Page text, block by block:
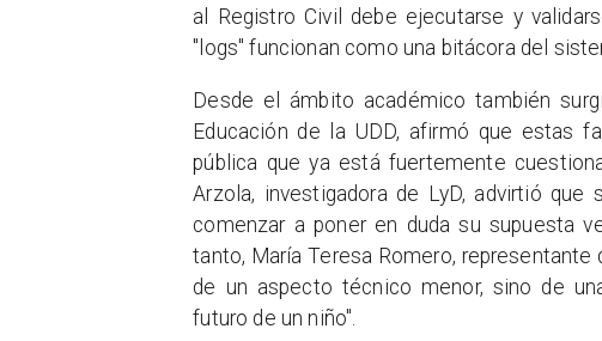
al Registro Civil debe ejecutarse y
"logs" funcionan como una bitácora del
Desde el ámbito académico también
Educación de la UDD, afirmó que estas
pública que ya está fuertemente
Arzola, investigadora de LyD, advirtió
comenzar a poner en duda su supuesta
tanto, María Teresa Romero,
de un aspecto técnico menor, sino de
futuro de un niño".